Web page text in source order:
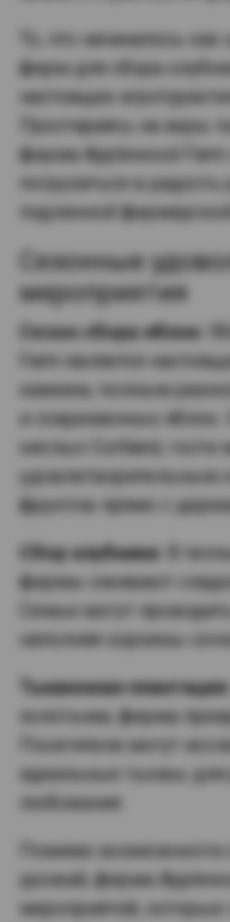
То, что начиналось
ферм для сбора
настоящее
Простираясь на акры
ферма Applewood Farm
погрузиться в
подлинной
Сезонные
мероприятия
Сезон сбора яблок:
Farm является
камнем, полным
и современных яблок.
кислых Cortland, гости
удовлетворительным
фруктов прямо с
Сбор клубники:
В
фермы оживают
Семьи могут
наполняя корзины
Тыквенная плантация:
золотыми, ферма
Посетители могут
идеальные тыквы для
любования.
Помимо возможности
урожай, ферма
мероприятий, которые